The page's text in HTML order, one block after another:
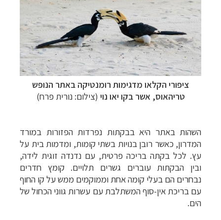
ציפורי הקלאו מדגימות רומנטיקה באתר הנופש
טריהאוס, אשר בקו יאו נוי (צילום: נורית פרח)
השהות באתר היא בבקתות נפרדות הפזורות במורד
המדרון, כאשר רובן בנויות בשתי קומות, ומדמות בית על
עץ. לכל בקתה בריכה פרטית, עם נדנדה זוגית לידה,
ובין הבקתות עוברים גשרים תלויים. קומץ חדרים
נבחרים הם בעלי קומה אחת וממוקמים ממש על קו החוף
עם בריכת אין-סוף המשתלבת עם עשרות גווני הכחול של
הים.